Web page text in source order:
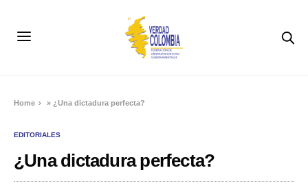
Home » ¿Una dictadura perfecta?
EDITORIALES
¿Una dictadura perfecta?